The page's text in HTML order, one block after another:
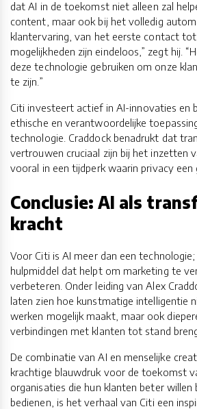
dat AI in de toekomst niet alleen zal
content, maar ook bij het volledig
klantervaring, van het eerste contact tot
mogelijkheden zijn eindeloos,” zegt hij.
deze technologie gebruiken om onze
te zijn.”
Citi investeert actief in AI-innovaties en
ethische en verantwoordelijke
technologie. Craddock benadrukt dat
vertrouwen cruciaal zijn bij het inzetten
vooral in een tijdperk waarin privacy een
Conclusie: AI als
kracht
Voor Citi is AI meer dan een
hulpmiddel dat helpt om marketing te
verbeteren. Onder leiding van Alex
laten zien hoe kunstmatige intelligentie
werken mogelijk maakt, maar ook
verbindingen met klanten tot stand
De combinatie van AI en menselijke
krachtige blauwdruk voor de toekomst
organisaties die hun klanten beter willen
bedienen, is het verhaal van Citi een